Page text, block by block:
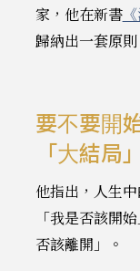
家，他在新書《
歸納出一套原則
要不要開
「大結局」
他指出，人生
「我是否該開
否該離開」。